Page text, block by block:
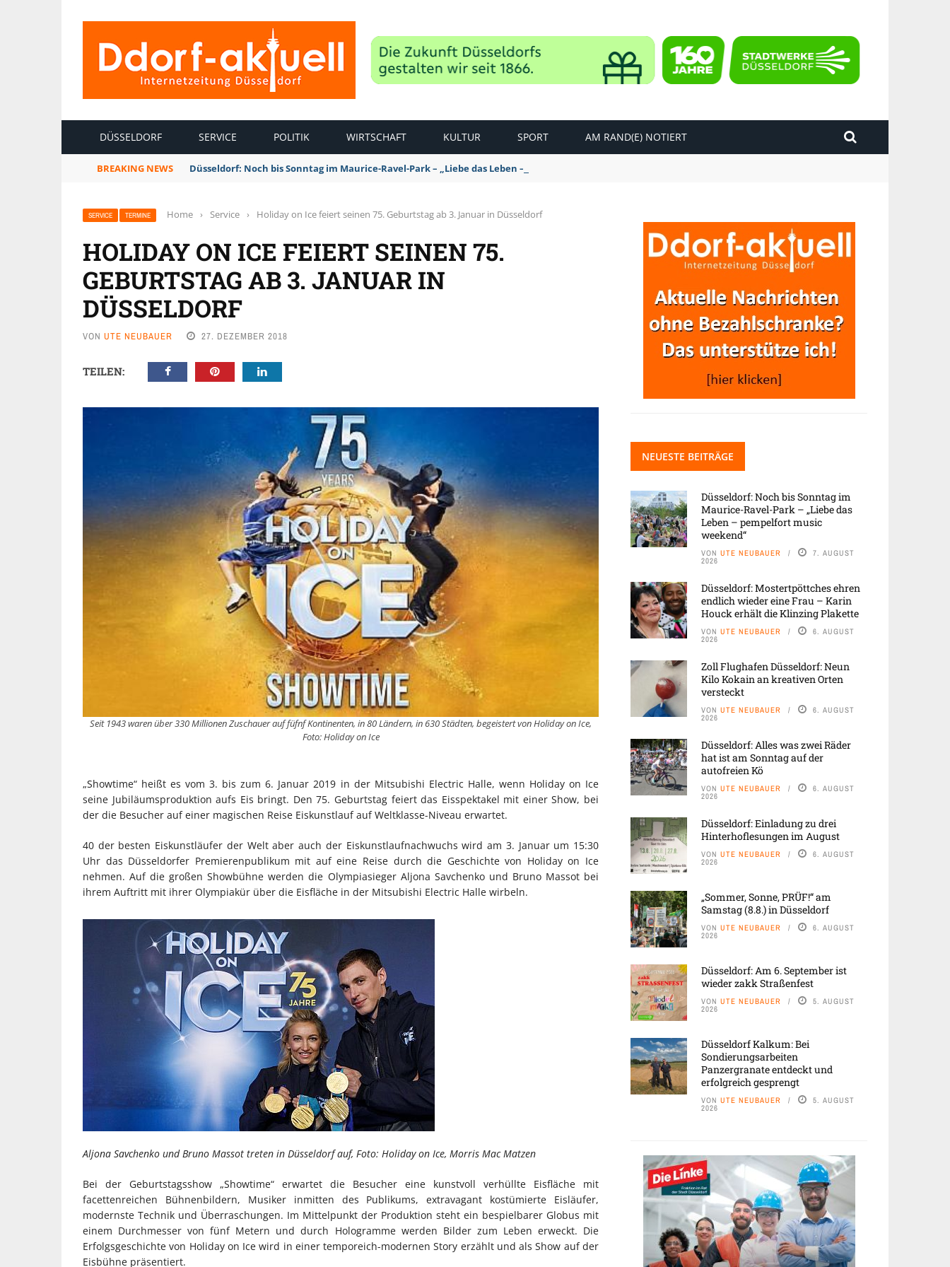
DÜSSELDORF SERVICE POLITIK WIRTSCHAFT KULTUR SPORT AM RAND(E) NOTIERT
BREAKING NEWS Düsseldorf: Noch bis Sonntag im Maurice-Ravel-Park – „Liebe das Leben – pempelfort music weekend“
SERVICE TERMINE Home › Service › Holiday on Ice feiert seinen 75. Geburtstag ab 3. Januar in Düsseldorf
HOLIDAY ON ICE FEIERT SEINEN 75.
GEBURTSTAG AB 3. JANUAR IN
DÜSSELDORF
VON UTE NEUBAUER 27. DEZEMBER 2018
TEILEN:
Seit 1943 waren über 330 Millionen Zuschauer auf füfnf Kontinenten, in 80 Ländern, in 630 Städten, begeistert von Holiday on Ice,
Foto: Holiday on Ice
„Showtime“ heißt es vom 3. bis zum 6. Januar 2019 in der Mitsubishi Electric Halle, wenn Holiday on Ice
seine Jubiläumsproduktion aufs Eis bringt. Den 75. Geburtstag feiert das Eisspektakel mit einer Show, bei
der die Besucher auf einer magischen Reise Eiskunstlauf auf Weltklasse-Niveau erwartet.
40 der besten Eiskunstläufer der Welt aber auch der Eiskunstlaufnachwuchs wird am 3. Januar um 15:30
Uhr das Düsseldorfer Premierenpublikum mit auf eine Reise durch die Geschichte von Holiday on Ice
nehmen. Auf die großen Showbühne werden die Olympiasieger Aljona Savchenko und Bruno Massot bei
ihrem Auftritt mit ihrer Olympiakür über die Eisfläche in der Mitsubishi Electric Halle wirbeln.
Aljona Savchenko und Bruno Massot treten in Düsseldorf auf, Foto: Holiday on Ice, Morris Mac Matzen
Bei der Geburtstagsshow „Showtime“ erwartet die Besucher eine kunstvoll verhüllte Eisfläche mit
facettenreichen Bühnenbildern, Musiker inmitten des Publikums, extravagant kostümierte Eisläufer,
modernste Technik und Überraschungen. Im Mittelpunkt der Produktion steht ein bespielbarer Globus mit
einem Durchmesser von fünf Metern und durch Hologramme werden Bilder zum Leben erweckt. Die
Erfolgsgeschichte von Holiday on Ice wird in einer temporeich-modernen Story erzählt und als Show auf der
Eisbühne präsentiert.
NEUESTE BEITRÄGE
Düsseldorf: Noch bis Sonntag im
Maurice-Ravel-Park – „Liebe das
Leben – pempelfort music
weekend“
VON UTE NEUBAUER 7. AUGUST
2026
Düsseldorf: Mostertpöttches ehren
endlich wieder eine Frau – Karin
Houck erhält die Klinzing Plakette
VON UTE NEUBAUER 6. AUGUST
2026
Zoll Flughafen Düsseldorf: Neun
Kilo Kokain an kreativen Orten
versteckt
VON UTE NEUBAUER 6. AUGUST
2026
Düsseldorf: Alles was zwei Räder
hat ist am Sonntag auf der
autofreien Kö
VON UTE NEUBAUER 6. AUGUST
2026
Düsseldorf: Einladung zu drei
Hinterhoflesungen im August
VON UTE NEUBAUER 6. AUGUST
2026
„Sommer, Sonne, PRÜF!“ am
Samstag (8.8.) in Düsseldorf
VON UTE NEUBAUER 6. AUGUST
2026
Düsseldorf: Am 6. September ist
wieder zakk Straßenfest
VON UTE NEUBAUER 5. AUGUST
2026
Düsseldorf Kalkum: Bei
Sondierungsarbeiten
Panzergranate entdeckt und
erfolgreich gesprengt
VON UTE NEUBAUER 5. AUGUST
2026